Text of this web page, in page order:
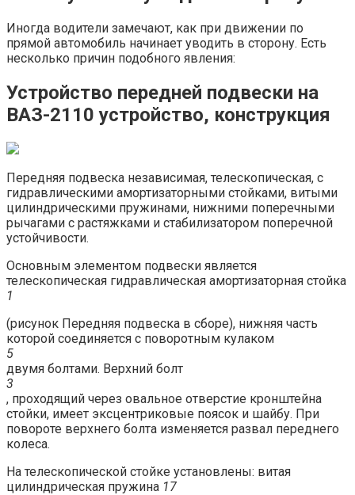
Иногда водители замечают, как при движении по
прямой автомобиль начинает уводить в сторону. Есть
несколько причин подобного явления:
Устройство передней подвески на
ВАЗ-2110 устройство, конструкция
Передняя подвеска независимая, телескопическая, с
гидравлическими амортизаторными стойками, витыми
цилиндрическими пружинами, нижними поперечными
рычагами с растяжками и стабилизатором поперечной
устойчивости.
Основным элементом подвески является
телескопическая гидравлическая амортизаторная стойка
1
(рисунок Передняя подвеска в сборе), нижняя часть
которой соединяется с поворотным кулаком
5
двумя болтами. Верхний болт
3
, проходящий через овальное отверстие кронштейна
стойки, имеет эксцентриковые поясок и шайбу. При
повороте верхнего болта изменяется развал переднего
колеса.
На телескопической стойке установлены: витая
цилиндрическая пружина 17